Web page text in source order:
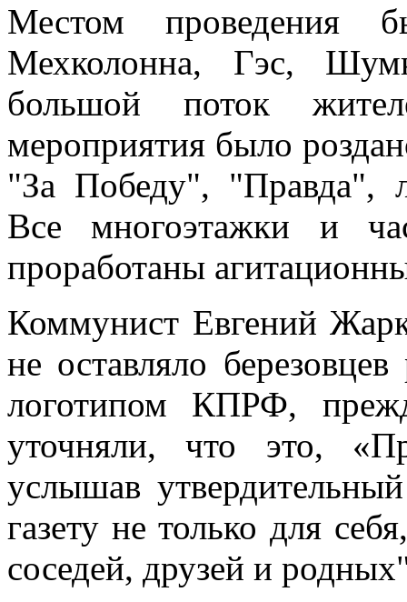
Местом проведения
Мехколонна, Гэс,
большой поток
мероприятия было
"За Победу", "Правда",
Все многоэтажки и
проработаны
Коммунист Евгений
не оставляло
логотипом КПРФ,
уточняли, что это,
услышав
газету не только для
соседей, друзей и